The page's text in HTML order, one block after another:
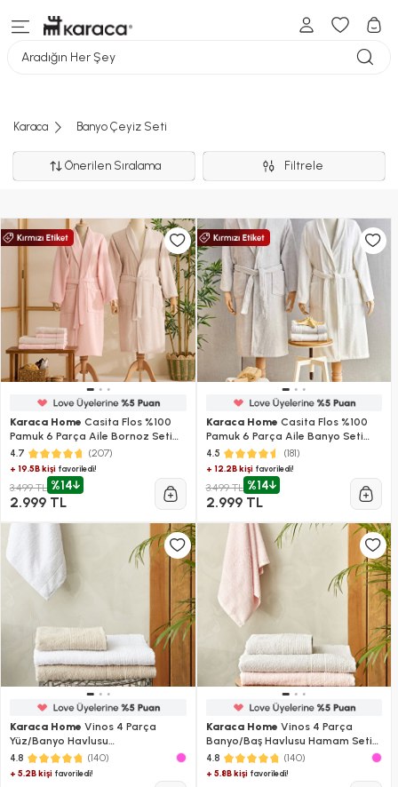
Aradığın Her Şey
Karaca Banyo Çeyiz Seti
Önerilen Sıralama Filtrele
Karaca Home Casita Flos %100
Pamuk 6 Parça Aile Bornoz Seti
Taş-Pudra
4.7 (207)
+ 19.5B kişi favoriledi!
3.499 TL %14
2.999 TL
Karaca Home Casita Flos %100
Pamuk 6 Parça Aile Banyo Seti
Bej-Krem
4.5 (181)
+ 12.2B kişifavoriledi!
3.499 TL %14
2.999 TL
Karaca Home Vinos 4 Parça
Yüz/Banyo Havlusu
Hamam Seti Bej
4.8 (140)
+ 5.2B kişi favoriledi!
Karaca Home Vinos 4 Parça
Banyo/Baş Havlusu Hamam Seti
Pudra
4.8 (140)
+ 5.8B kişifavoriledi!